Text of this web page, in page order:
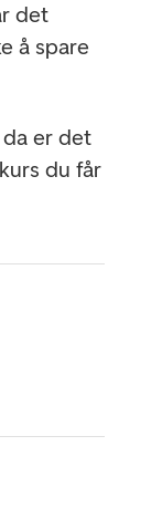
det
å spare
er det
du får